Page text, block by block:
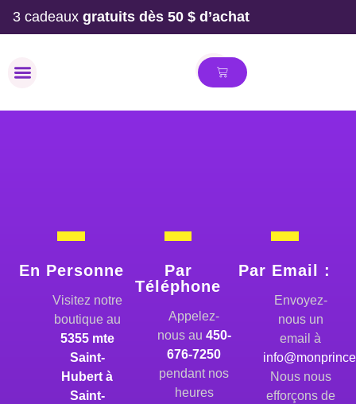
3 cadeaux gratuits dès 50 $ d’achat
En Personne
Visitez notre
boutique au
5355 mte
Saint-
Hubert à
Saint-
Par
Téléphone
Appelez-
nous au 450-
676-7250
pendant nos
heures
Par Email :
Envoyez-
nous un
email à
Nous nous
efforçons de